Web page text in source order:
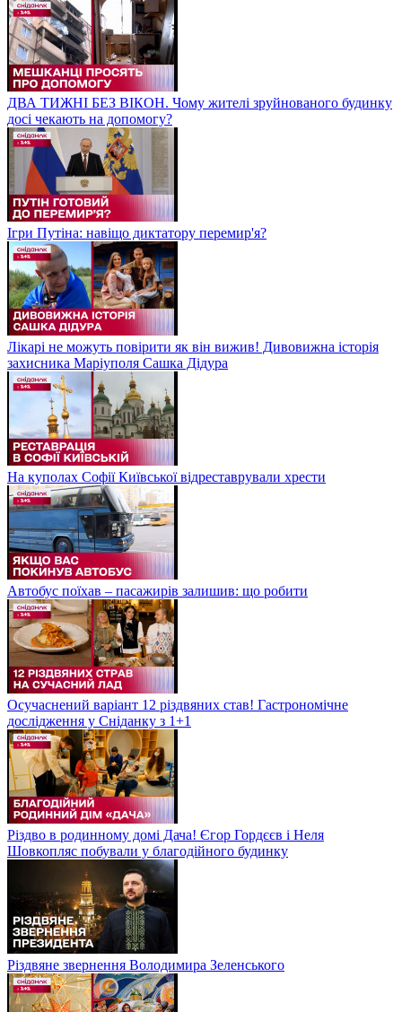
ДВА ТИЖНІ БЕЗ ВІКОН. Чому жителі зруйнованого будинку
досі чекають на допомогу?
Ігри Путіна: навіщо диктатору перемир'я?
Лікарі не можуть повірити як він вижив! Дивовижна історія
захисника Маріуполя Сашка Дідура
На куполах Софії Київської відреставрували хрести
Автобус поїхав – пасажирів залишив: що робити
Осучаснений варіант 12 різдвяних став! Гастрономічне
дослідження у Сніданку з 1+1
Різдво в родинному домі Дача! Єгор Гордєєв і Неля
Шовкопляс побували у благодійного будинку
Різдвяне звернення Володимира Зеленського